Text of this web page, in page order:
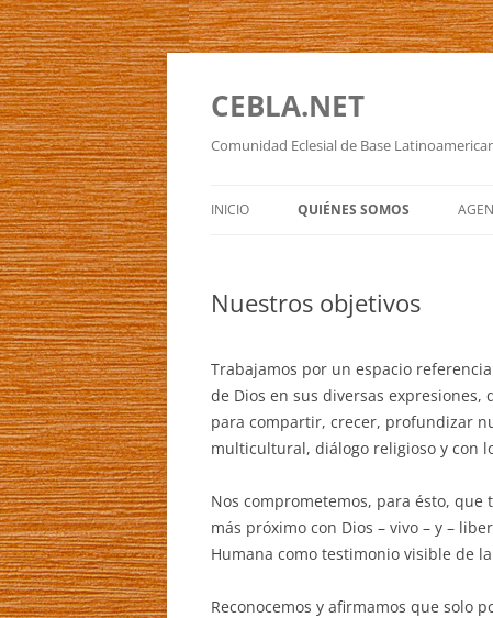
Saltar
CEBLA.NET
Comunidad Eclesial de Base
INICIO QUIÉNES SOMOS
WAS WIR MACHEN
Nuestros objetivos
Trabajamos por un espacio
de Dios en sus diversas
para compartir, crecer, profundizar
multicultural, diálogo religioso y con
Nos comprometemos, para ésto,
más próximo con Dios – vivo – y –
Humana como testimonio visible de
Reconocemos y afirmamos que solo